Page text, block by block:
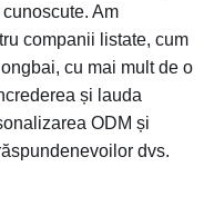
Am
companii listate, cum
cu mai mult de o
și lauda
ODM și
dvs.